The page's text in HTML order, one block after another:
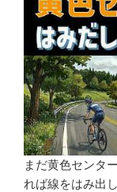
まだ黄色センタ
れば線をはみ出